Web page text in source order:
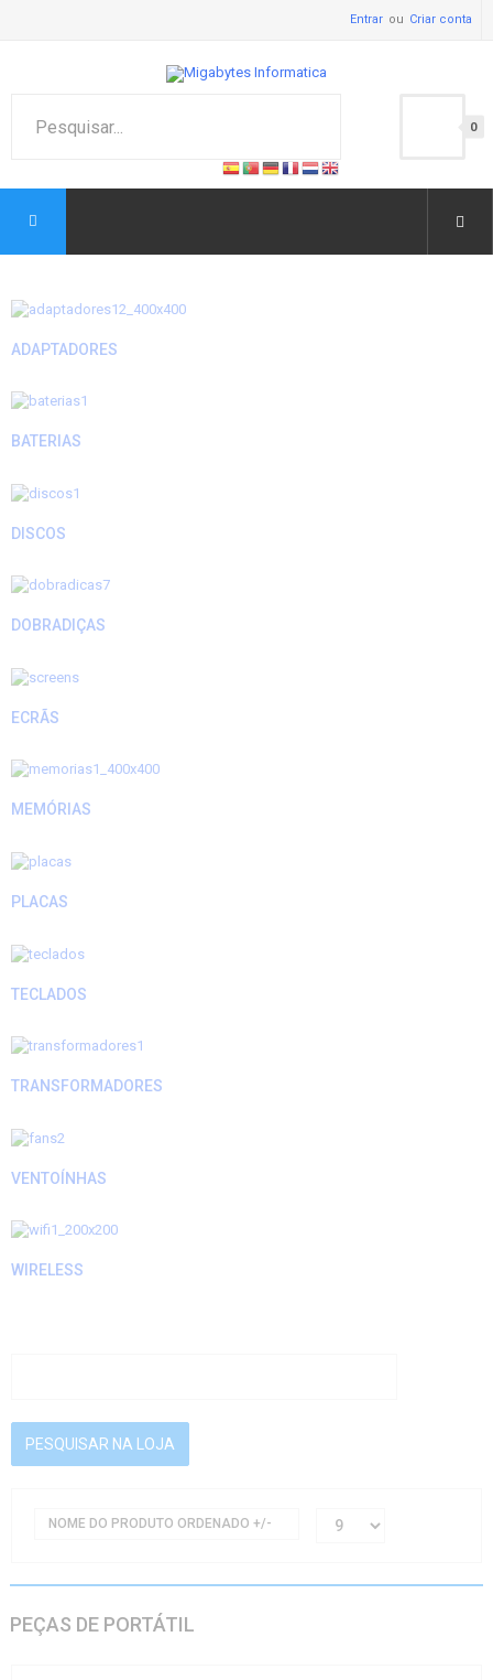
Entrar Criar conta
0
ADAPTADORES
BATERIAS
DISCOS
DOBRADIÇAS
ECRÃS
MEMÓRIAS
PLACAS
TECLADOS
TRANSFORMADORES
VENTOÍNHAS
WIRELESS
NOME DO PRODUTO ORDENADO +/-
PEÇAS DE PORTÁTIL